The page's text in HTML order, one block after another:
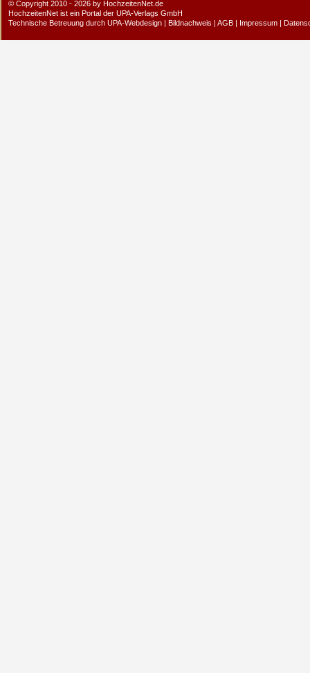
© Copyright 2010 - 2026 by HochzeitenNet.de
HochzeitenNet ist ein Portal der UPA-Verlags GmbH
Technische Betreuung durch UPA-Webdesign | Bildnachweis | AGB | Impressum |